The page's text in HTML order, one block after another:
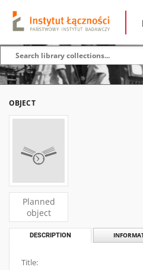
OBJECT
Planned
object
DESCRIPTION
Title: